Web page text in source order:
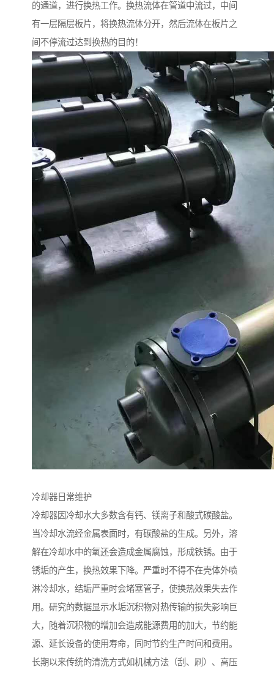
的通道，进行换热工作。换热流体在管道中流过，中间
有一层隔层板片，将换热流体分开，然后流体在板片之
间不停流过达到换热的目的！
冷却器日常维护
冷却器因冷却水大多数含有钙、镁离子和酸式碳酸盐。
当冷却水流经金属表面时，有碳酸盐的生成。另外，溶
解在冷却水中的氧还会造成金属腐蚀，形成铁锈。由于
锈垢的产生，换热效果下降。严重时不得不在壳体外喷
淋冷却水，结垢严重时会堵塞管子，使换热效果失去作
用。研究的数据显示水垢沉积物对热传输的损失影响巨
大，随着沉积物的增加会造成能源费用的加大，节约能
源、延长设备的使用寿命，同时节约生产时间和费用。
长期以来传统的清洗方式如机械方法（刮、刷）、高压